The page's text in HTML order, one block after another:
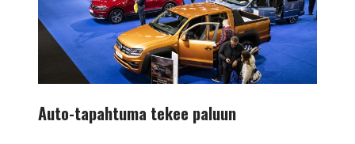
Auto-tapahtuma tekee paluun